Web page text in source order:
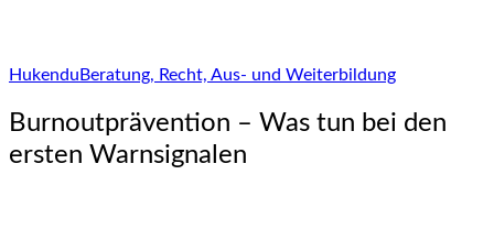
Hukendu Beratung, Recht, Aus- und Weiterbildung
Burnoutprävention – Was tun bei den
ersten Warnsignalen